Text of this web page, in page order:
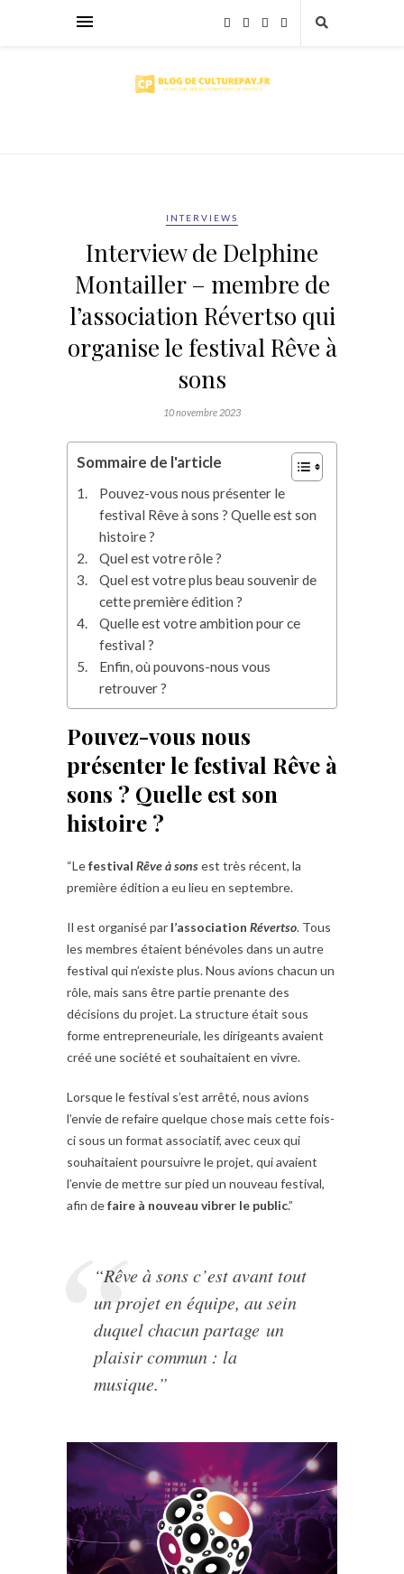
INTERVIEWS
Interview de Delphine
Montailler – membre de
l’association Révertso qui
organise le festival Rêve à
sons
10 novembre 2023
Sommaire de l'article
Pouvez-vous nous présenter le
festival Rêve à sons ? Quelle est son
histoire ?
Quel est votre rôle ?
Quel est votre plus beau souvenir de
cette première édition ?
Quelle est votre ambition pour ce
festival ?
Enfin, où pouvons-nous vous
retrouver ?
Pouvez-vous nous
présenter le festival Rêve à
sons ? Quelle est son
histoire ?
“Lefestival Rêve à sonsest très récent, la
première édition a eu lieu en septembre.
Il est organisé par l’association Révertso. Tous
les membres étaient bénévoles dans un autre
festival qui n’existe plus. Nous avions chacun un
rôle, mais sans être partie prenante des
décisions du projet. La structure était sous
forme entrepreneuriale, les dirigeants avaient
créé une société et souhaitaient en vivre.
Lorsque le festival s’est arrêté, nous avions
l’envie de refaire quelque chose mais cette fois-
ci sous un format associatif, avec ceux qui
souhaitaient poursuivre le projet, qui avaient
l’envie de mettre sur pied un nouveau festival,
afin defaire à nouveau vibrer le public.”
“Rêve à sons c’est avant tout
un projet en équipe, au sein
duquel chacun partage un
plaisir commun : la
musique.”